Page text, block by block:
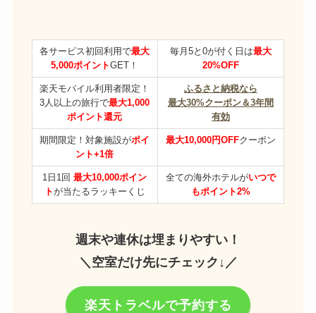
各サービス初回利用で最大
5,000ポイントGET！
毎月5と0が付く日は最大
20%OFF
楽天モバイル利用者限定！
3人以上の旅行で最大1,000
ポイント還元
ふるさと納税なら
最大30%クーポン＆3年間
有効
期間限定！対象施設がポイ
ント+1倍
最大10,000円OFFクーポン
1日1回最大10,000ポイン
トが当たるラッキーくじ
全ての海外ホテルがいつで
もポイント2%
週末や連休は埋まりやすい！
＼空室だけ先にチェック↓／
楽天トラベルで予約する